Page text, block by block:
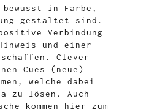
bewusst in Farbe,
gestaltet sind.
Verbindung
und einer
Clever
Cues (neue)
welche dabei
zu lösen. Auch
kommen hier zum